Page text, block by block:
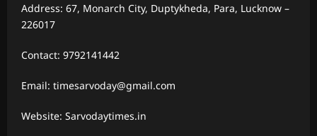
Address: 67, Monarch City, Duptykheda, Para, Lucknow –
226017
Contact: 9792141442
Email: timesarvoday@gmail.com
Website: Sarvodaytimes.in